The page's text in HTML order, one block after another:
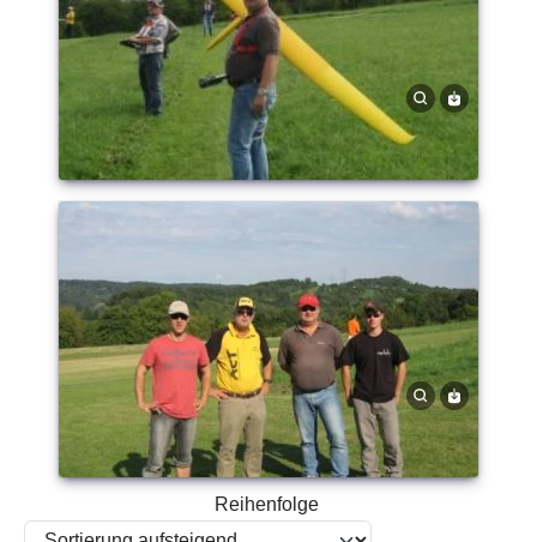
Reihenfolge